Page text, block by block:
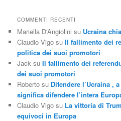
COMMENTI RECENTI
Mariella D'Angiolini su Ucraina
Claudio Vigo suIl fallimento dei
politica dei suoi promotori
Jack suIl fallimento dei
dei suoi promotori
Roberto su Difendere l’Ucraina ,
significa difendere l’intera
Claudio Vigo su La vittoria di
equivoci in Europa